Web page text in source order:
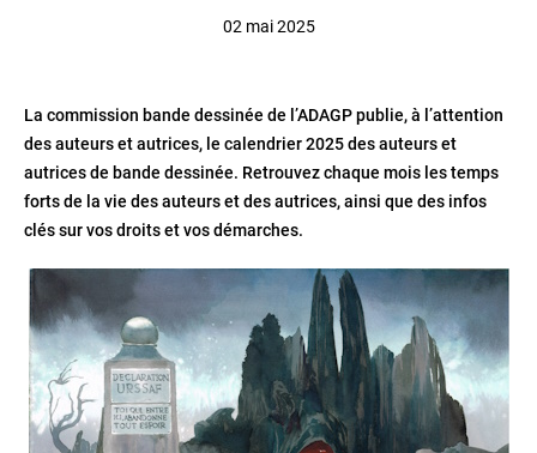
02 mai 2025
La commission bande dessinée de l’ADAGP publie, à l’attention
des auteurs et autrices, le calendrier 2025 des auteurs et
autrices de bande dessinée. Retrouvez chaque mois les temps
forts de la vie des auteurs et des autrices, ainsi que des infos
clés sur vos droits et vos démarches.